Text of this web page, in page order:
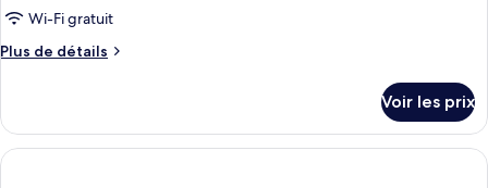
Wi-Fi gratuit
Plus de détails
Plus
le
type
de
Voir les prix